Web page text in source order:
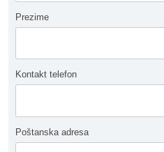
Prezime
Kontakt telefon
Poštanska adresa